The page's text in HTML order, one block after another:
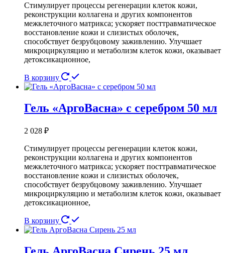
Стимулирует процессы регенерации клеток кожи,
реконструкции коллагена и других компонентов
межклеточного матрикса; ускоряет посттравматическое
восстановление кожи и слизистых оболочек,
способствует безрубцовому заживлению. Улучшает
микроциркуляцию и метаболизм клеток кожи, оказывает
детоксикационное,
В корзину
Гель «АргоВасна» с серебром 50 мл
2 028 ₽
Стимулирует процессы регенерации клеток кожи,
реконструкции коллагена и других компонентов
межклеточного матрикса; ускоряет посттравматическое
восстановление кожи и слизистых оболочек,
способствует безрубцовому заживлению. Улучшает
микроциркуляцию и метаболизм клеток кожи, оказывает
детоксикационное,
В корзину